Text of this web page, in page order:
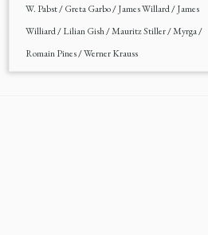
W. Pabst/Greta Garbo/James Willard/James
Williard/Lilian Gish/Mauritz Stiller/Myrga/
Romain Pines/Werner Krauss